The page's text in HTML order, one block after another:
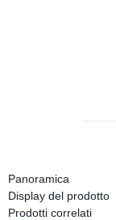
Panoramica
Display del prodotto
Prodotti correlati